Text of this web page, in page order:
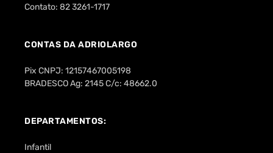
Contato: 82 3261-1717
CONTAS DA ADRIOLARGO
Pix CNPJ: 12157467005198
BRADESCO Ag: 2145 C/c: 48662.0
DEPARTAMENTOS:
Infantil